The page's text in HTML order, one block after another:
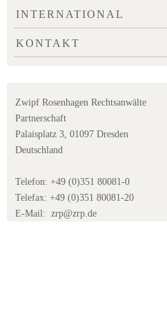
INTERNATIONAL
KONTAKT
Zwipf Rosenhagen Rechtsanwälte
Partnerschaft
Palaisplatz 3, 01097 Dresden
Deutschland
Telefon: +49 (0)351 80081-0
Telefax: +49 (0)351 80081-20
E-Mail: zrp@zrp.de